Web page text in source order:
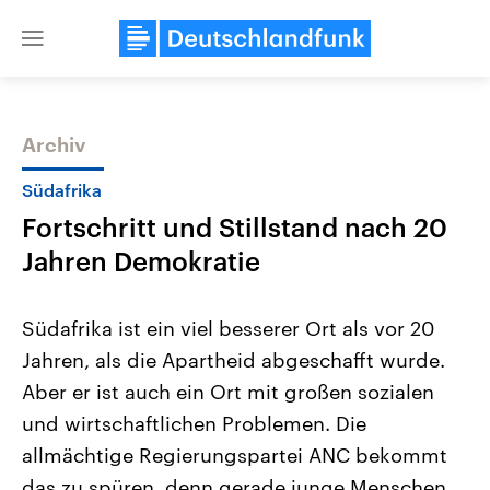
Close
Themen
Landtagswahl Sachsen-Anhalt
2026
Alle Informationen
Sachsen-Anhalt wählt am 6.
September 2026 einen neuen
Landtag. Seit 2021 wird das
Bundesland von einer Koalition aus
USA
Aktuelle Beiträge,
Hintergründe
Wirtschaftlich und
gehören die Vereinigten
den mächtigsten Ländern
mit großem Einfluss auf
Archiv
Südafrika
Fortschritt und Stillstand nach 20
Jahren Demokratie
Südafrika ist ein viel besserer Ort als vor 20
Jahren, als die Apartheid abgeschafft wurde.
Aber er ist auch ein Ort mit großen sozialen
und wirtschaftlichen Problemen. Die
allmächtige Regierungspartei ANC bekommt